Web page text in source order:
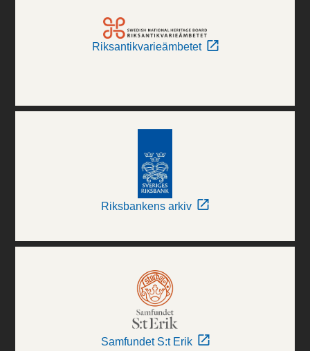
Riksantikvarieämbetet
Riksbankens arkiv
Samfundet S:t Erik